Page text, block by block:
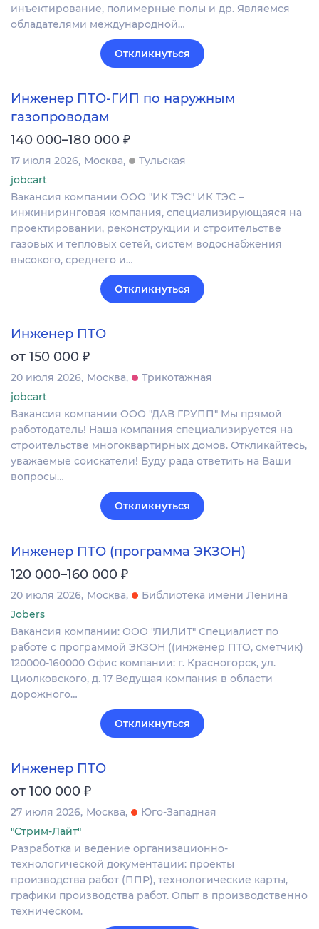
инъектирование, полимерные полы и др. Являемся
обладателями международной…
Откликнуться
Инженер ПТО-ГИП по наружным
газопроводам
140 000–180 000 ₽
17 июля 2026 Москва
Тульская
jobcart
Вакансия компании ООО "ИК ТЭС" ИК ТЭС –
инжиниринговая компания, специализирующаяся на
проектировании, реконструкции и строительстве
газовых и тепловых сетей, систем водоснабжения
высокого, среднего и…
Откликнуться
Инженер ПТО
от 150 000 ₽
20 июля 2026 Москва
Трикотажная
jobcart
Вакансия компании ООО "ДАВ ГРУПП" Мы прямой
работодатель! Наша компания специализируется на
строительстве многоквартирных домов. Откликайтесь,
уважаемые соискатели! Буду рада ответить на Ваши
вопросы…
Откликнуться
Инженер ПТО (программа ЭКЗОН)
120 000–160 000 ₽
20 июля 2026 Москва
Библиотека имени Ленина
Jobers
Вакансия компании: ООО "ЛИЛИТ" Специалист по
работе с программой ЭКЗОН ((инженер ПТО, сметчик)
120000-160000 Офис компании: г. Красногорск, ул.
Циолковского, д. 17 Ведущая компания в области
дорожного…
Откликнуться
Инженер ПТО
от 100 000 ₽
27 июля 2026 Москва
Юго-Западная
"Стрим-Лайт"
Разработка и ведение организационно-
технологической документации: проекты
производства работ (ППР), технологические карты,
графики производства работ. Опыт в производственно
техническом.